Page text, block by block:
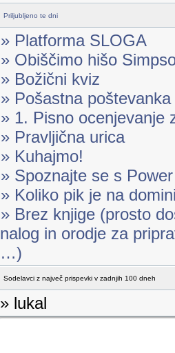
Priljubljeno te dni
» Platforma SLOGA
» Obiščimo hišo
» Božični kviz
» Pošastna poštevanka
» 1. Pisno ocenjevanje
» Pravljična urica
» Kuhajmo!
» Spoznajte se s
» Koliko pik je na
» Brez knjige (prosto
nalog in orodje za
…)
Sodelavci z največ prispevki v zadnjih 100 dneh
» lukal